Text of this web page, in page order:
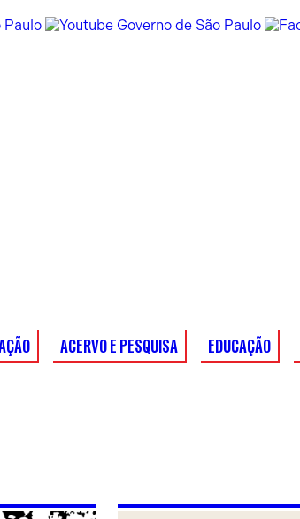
ACERVO E PESQUISA EDUCAÇÃO